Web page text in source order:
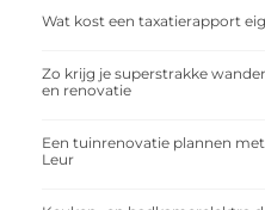
Wat kost een taxatierapport
Zo krijg je superstrakke
en renovatie
Een tuinrenovatie plannen
Leur